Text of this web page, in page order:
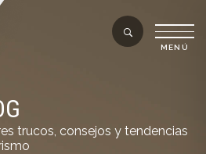
trucos, consejos y tendencias